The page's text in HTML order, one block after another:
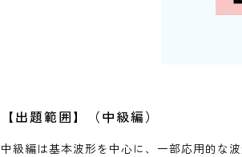
【出題範囲】（中級編）
中級編は基本波形を中心に、一部応用的な